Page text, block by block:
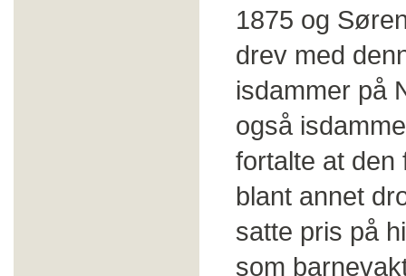
1875 og
drev med
isdammer på
også
fortalte at den
blant annet
satte pris på
som